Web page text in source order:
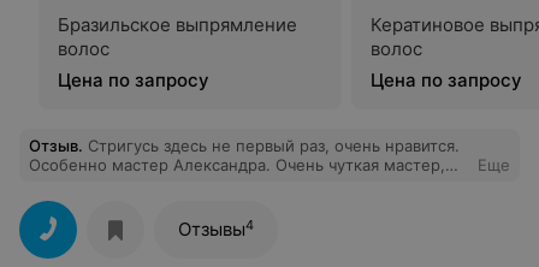
Бразильское выпрямление
волос
Цена по запросу
Кератиновое
волос
Цена по запросу
Отзыв. Стригусь здесь не первый раз, очень нравится.
Особенно мастер Александра. Очень чуткая мастер,
Еще
Отзывы4